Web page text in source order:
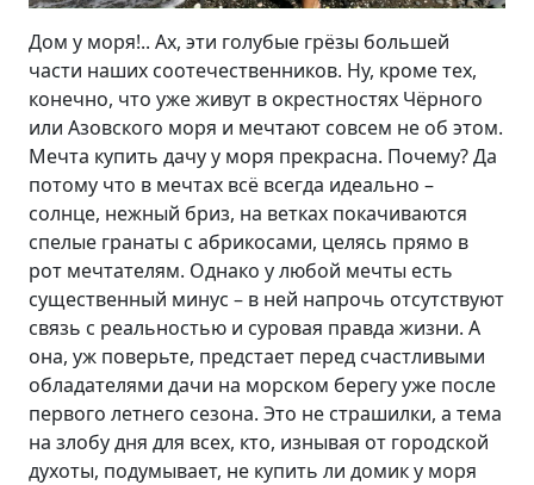
Дом у моря!.. Ах, эти голубые грёзы большей
части наших соотечественников. Ну, кроме тех,
конечно, что уже живут в окрестностях Чёрного
или Азовского моря и мечтают совсем не об этом.
Мечта купить дачу у моря прекрасна. Почему? Да
потому что в мечтах всё всегда идеально –
солнце, нежный бриз, на ветках покачиваются
спелые гранаты с абрикосами, целясь прямо в
рот мечтателям. Однако у любой мечты есть
существенный минус – в ней напрочь отсутствуют
связь с реальностью и суровая правда жизни. А
она, уж поверьте, предстает перед счастливыми
обладателями дачи на морском берегу уже после
первого летнего сезона. Это не страшилки, а тема
на злобу дня для всех, кто, изнывая от городской
духоты, подумывает, не купить ли домик у моря